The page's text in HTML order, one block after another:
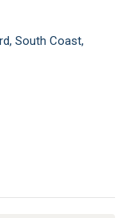
South Coast,